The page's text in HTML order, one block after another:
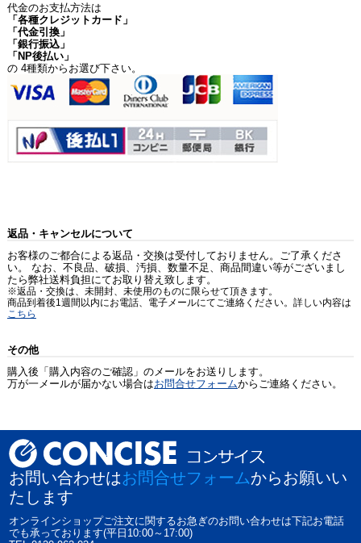
代金のお支払方法は
「各種クレジットカード」
「代金引換」
「銀行振込」
「NP後払い」
の 4種類からお選び下さい。
返品・キャンセルについて
お客様のご都合による返品・交換は受付しておりません。ご了承くださ
い。 なお、不良品、破損、汚損、数量不足、商品間違い等がございまし
たら弊社送料負担にてお取り替え致します。
※返品・交換は、未開封、未使用のものに限らせて頂きます。
商品到着後1週間以内にお電話、電子メールにてご連絡ください。詳しい内容は
こちら
その他
購入後「購入内容のご確認」のメールをお送りします。
万が一メールが届かない場合はお問合せフォームからご連絡ください。
お問い合わせはお問合せフォームからお願いい
たします
オンラインショップご注文に関するお急ぎのお問い合わせは下記お電話
でも承っております(平日10:00～17:00)